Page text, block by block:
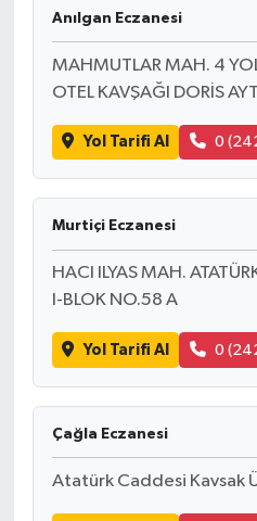
Anılgan Eczanesi
MAHMUTLAR MAH. 4
OTEL KAVŞAĞI DORİS
Yol Tarifi Al 0
Murtiçi Eczanesi
HACI ILYAS MAH.
I-BLOK NO.58 A
Yol Tarifi Al 0
Çağla Eczanesi
Atatürk Caddesi Kavsak